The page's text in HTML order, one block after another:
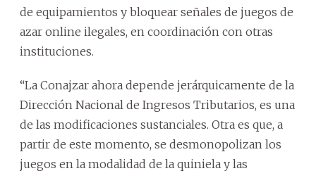
de equipamientos y bloquear señales de juegos de
azar online ilegales, en coordinación con otras
instituciones.
“La Conajzar ahora depende jerárquicamente de la
Dirección Nacional de Ingresos Tributarios, es una
de las modificaciones sustanciales. Otra es que, a
partir de este momento, se desmonopolizan los
juegos en la modalidad de la quiniela y las